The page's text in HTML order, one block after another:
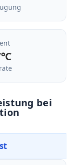
℃
bei